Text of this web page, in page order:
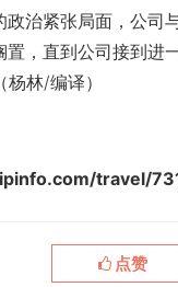
紧张局面，公司
置，直到公司接到进
林/编译）
travel/
点赞